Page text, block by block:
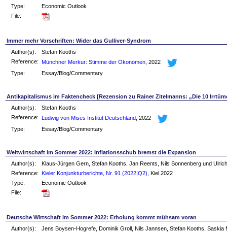
Type:
Economic Outlook
File:
Immer mehr Vorschriften: Wider das Gulliver-Syndrom
Author(s):
Stefan Kooths
Reference:
Münchner Merkur: Stimme der Ökonomen , 2022
Type:
Essay/Blog/Commentary
Antikapitalismus im Faktencheck [Rezension zu Rainer Zitelmanns: „Die 10
Author(s):
Stefan Kooths
Reference:
Ludwig von Mises Institut Deutschland , 2022
Type:
Essay/Blog/Commentary
Weltwirtschaft im Sommer 2022: Inflationsschub bremst die Expansion
Author(s):
Klaus-Jürgen Gern, Stefan Kooths, Jan Reents, Nils Sonnenberg und
Reference:
Kieler Konjunkturberichte, Nr. 91 (2022|Q2) , Kiel 2022
Type:
Economic Outlook
File:
Deutsche Wirtschaft im Sommer 2022: Erholung kommt mühsam voran
Author(s):
Jens Boysen-Hogrefe, Dominik Groll, Nils Jannsen, Stefan Kooths, Saskia